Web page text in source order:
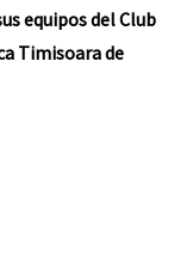
equipos del Club
Timisoara de